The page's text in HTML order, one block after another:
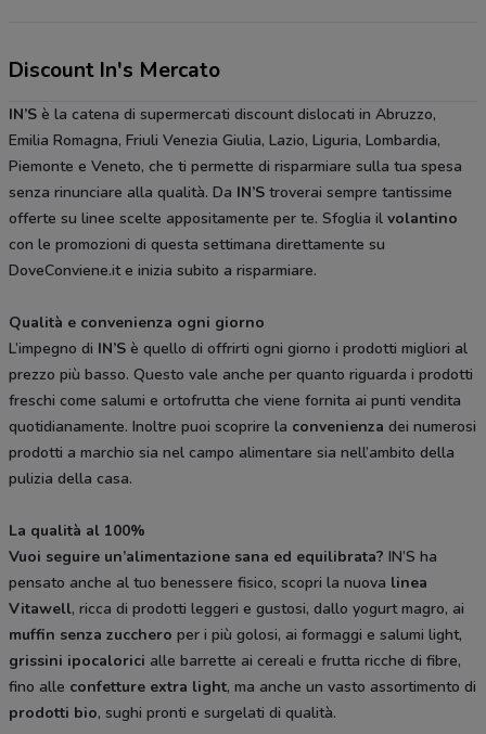
Discount In's Mercato
IN’S è la catena di supermercati discount dislocati in Abruzzo,
Emilia Romagna, Friuli Venezia Giulia, Lazio, Liguria, Lombardia,
Piemonte e Veneto, che ti permette di risparmiare sulla tua spesa
senza rinunciare alla qualità. Da IN’S troverai sempre tantissime
offerte su linee scelte appositamente per te. Sfoglia il volantino
con le promozioni di questa settimana direttamente su
DoveConviene.it e inizia subito a risparmiare.
Qualità e convenienza ogni giorno
L’impegno di IN’S è quello di offrirti ogni giorno i prodotti migliori al
prezzo più basso. Questo vale anche per quanto riguarda i prodotti
freschi come salumi e ortofrutta che viene fornita ai punti vendita
quotidianamente. Inoltre puoi scoprire la convenienza dei numerosi
prodotti a marchio sia nel campo alimentare sia nell’ambito della
pulizia della casa.
La qualità al 100%
Vuoi seguire un’alimentazione sana ed equilibrata? IN’S ha
pensato anche al tuo benessere fisico, scopri la nuova linea
Vitawell, ricca di prodotti leggeri e gustosi, dallo yogurt magro, ai
muffin senza zucchero per i più golosi, ai formaggi e salumi light,
grissini ipocalorici alle barrette ai cereali e frutta ricche di fibre,
fino alle confetture extra light, ma anche un vasto assortimento di
prodotti bio, sughi pronti e surgelati di qualità.